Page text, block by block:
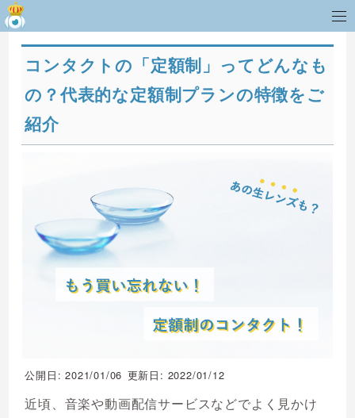
コンタクトの「定額制」ってどんなも
の？代表的な定額制プランの特徴をご
紹介
公開日: 2021/01/06 更新日: 2022/01/12
近頃、音楽や動画配信サービスなどでよく見かけ